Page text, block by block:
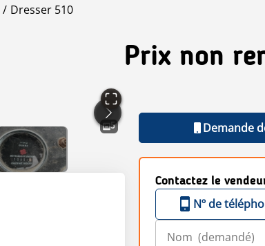
Dresser 510
Prix non
5 Demande
Contactez le
Nº de